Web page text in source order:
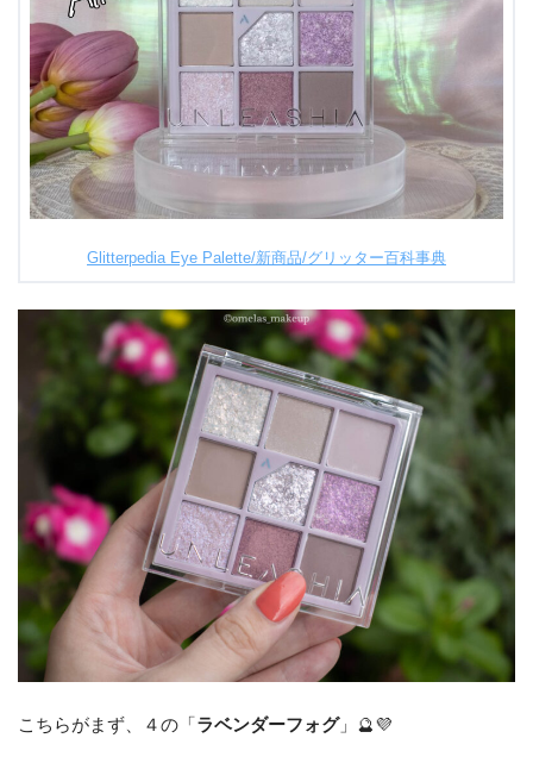
Glitterpedia Eye Palette/新商品/グリッター百科事典
こちらがまず、４の「 ラベンダーフォグ」🔮💜